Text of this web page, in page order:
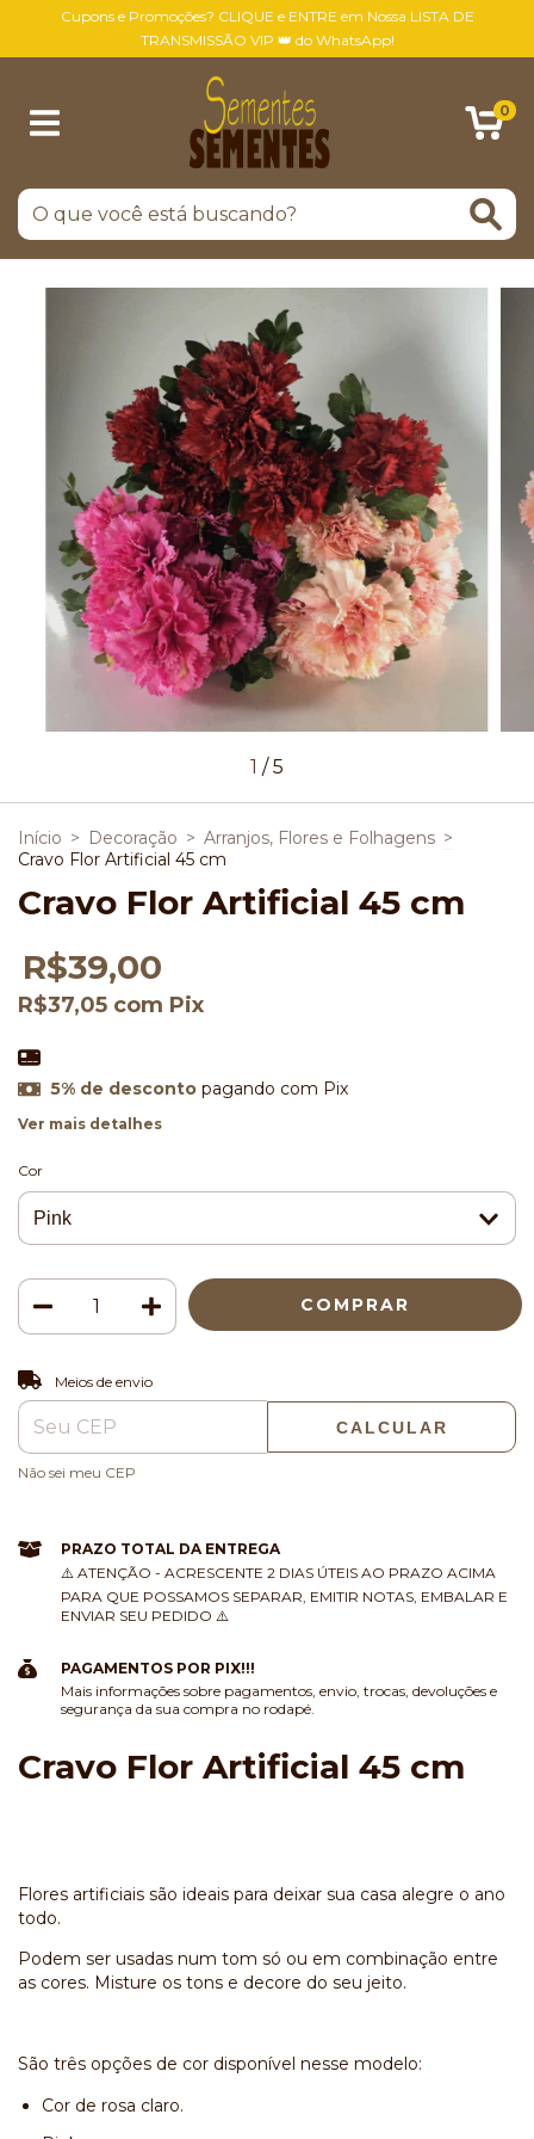
Cupons e Promoções? CLIQUE e ENTRE em Nossa LISTA DE
TRANSMISSÃO VIP 👑 do WhatsApp!
0
1 /5
Início > Decoração > Arranjos, Flores e Folhagens >
Cravo Flor Artificial 45 cm
Cravo Flor Artificial 45 cm
R$39,00
R$37,05 com Pix
5% de descontopagando com Pix
Ver mais detalhes
Cor
Entregas para o CEP:
Meios de envio
CALCULAR
Não sei meu CEP
PRAZO TOTAL DA ENTREGA
⚠️ ATENÇÃO - ACRESCENTE 2 DIAS ÚTEIS AO PRAZO ACIMA
PARA QUE POSSAMOS SEPARAR, EMITIR NOTAS, EMBALAR E
ENVIAR SEU PEDIDO ⚠️
PAGAMENTOS POR PIX!!!
Mais informações sobre pagamentos, envio, trocas, devoluções e
segurança da sua compra no rodapé.
Cravo Flor Artificial 45 cm
Flores artificiais são ideais para deixar sua casa alegre o ano
todo.
Podem ser usadas num tom só ou em combinação entre
as cores. Misture os tons e decore do seu jeito.
São três opções de cor disponível nesse modelo:
Cor de rosa claro.